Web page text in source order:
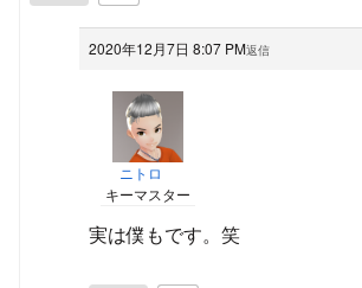
2020年12月7日 8:07 PM返信
ニトロ
キーマスター
実は僕もです。笑